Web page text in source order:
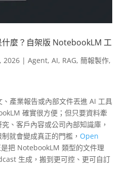
麼？自架版 NotebookLM 工
2026| Agent, AI, RAG, 簡報製作,
、產業報告或內部文件丟進 AI 工具
確實很方便；但只要資料牽
、客戶內容或公司內部知識庫，
就會變成真正的門檻， Open
把 NotebookLM 類型的文件理
生成，搬到更可控、更可自訂